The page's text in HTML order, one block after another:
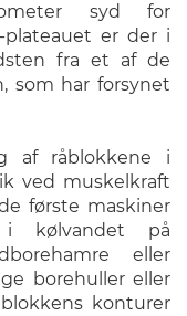
syd for
plateauet er der i
fra et af de
som har forsynet
af råblokkene i
ved muskelkraft
første maskiner
i kølvandet på
eller
borehuller eller
konturer